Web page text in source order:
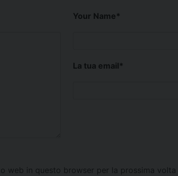
Your Name*
La tua email*
web in questo browser per la prossima